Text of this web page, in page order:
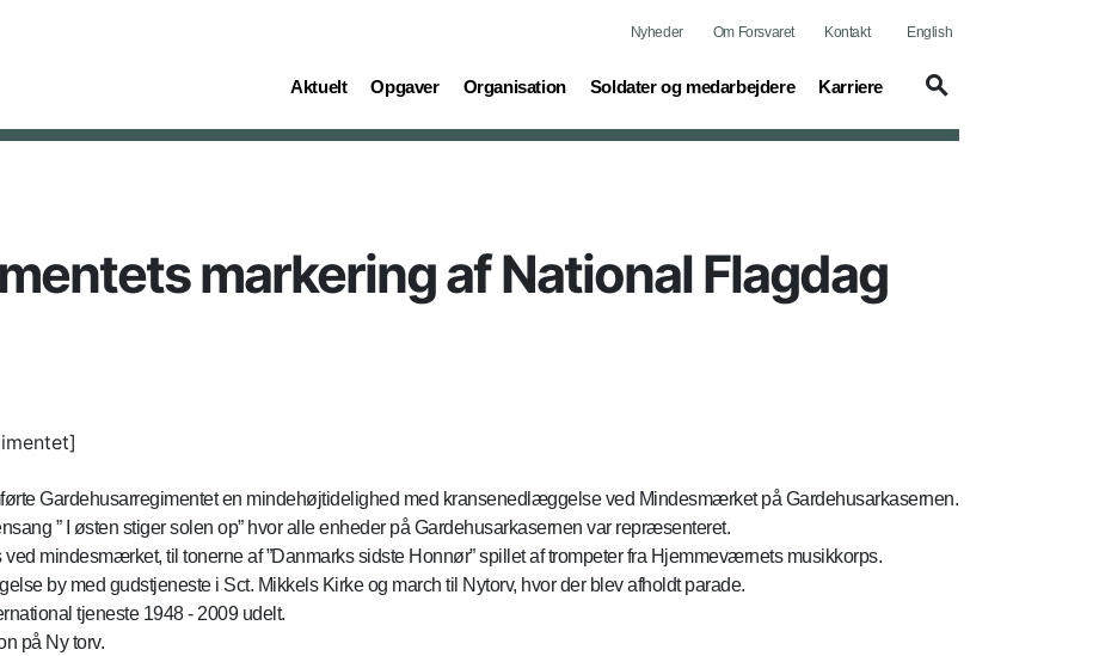
Nyheder Om Forsvaret Kontakt English
Aktuelt
(current) Opgaver
(current) Organisation
(current) Soldater og medarbejdere
(current) Karriere
(current)
markering af National Flagdag
Gardehusarregimentet en mindehøjtidelighed med kransenedlæggelse ved Mindesmærket på Gardehusarkasernen.
” I østen stiger solen op” hvor alle enheder på Gardehusarkasernen var repræsenteret.
mindesmærket, til tonerne af ”Danmarks sidste Honnør” spillet af trompeter fra Hjemmeværnets musikkorps.
by med gudstjeneste i Sct. Mikkels Kirke og march til Nytorv, hvor der blev afholdt parade.
tjeneste 1948 - 2009 udelt.
på Ny torv.